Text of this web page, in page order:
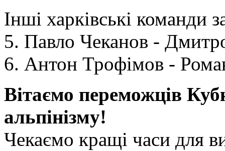
Інші харківські команди
5. Павло Чеканов -
6. Антон Трофімов -
Вітаємо переможців
альпінізму!
Чекаємо кращі часи для